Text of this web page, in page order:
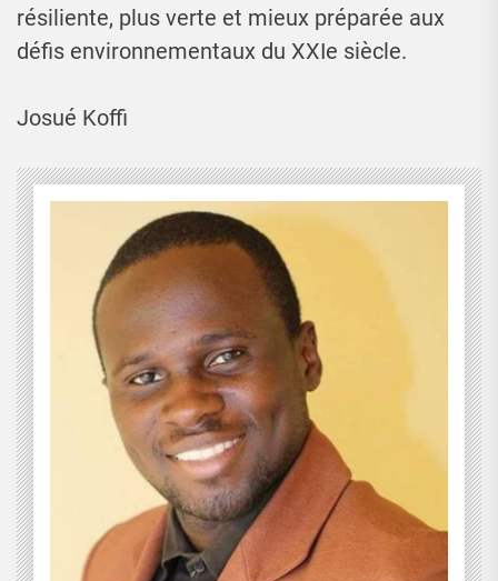
résiliente, plus verte et mieux préparée aux
défis environnementaux du XXIe siècle.
Josué Koffi